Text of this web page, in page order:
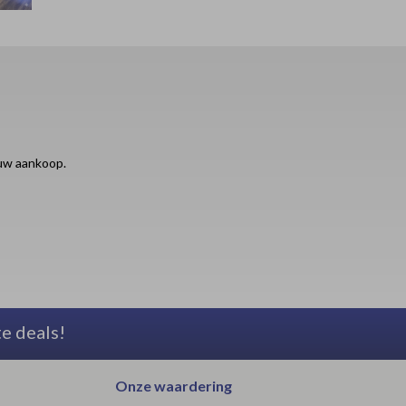
aankoop.
deals!
Onze waardering